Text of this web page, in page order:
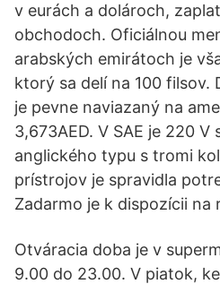
v eurách a dolároch,
obchodoch. Oficiálnou
arabských emirátoch je
ktorý sa delí na 100 filsov.
je pevne naviazaný na
3,673AED. V SAE je 220 V
anglického typu s tromi
prístrojov je spravidla
Zadarmo je k dispozícii na
Otváracia doba je v
9.00 do 23.00. V piatok,